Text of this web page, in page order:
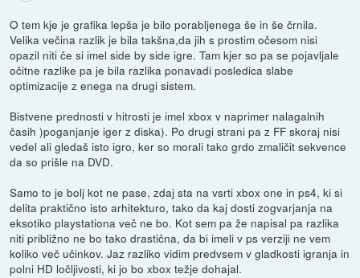
O tem kje je grafika lepša je bilo porabljenega še in še črnila.
Velika večina razlik je bila takšna,da jih s prostim očesom nisi
opazil niti če si imel side by side igre. Tam kjer so pa se pojavljale
očitne razlike pa je bila razlika ponavadi posledica slabe
optimizacije z enega na drugi sistem.
Bistvene prednosti v hitrosti je imel xbox v naprimer nalagalnih
časih )poganjanje iger z diska). Po drugi strani pa z FF skoraj nisi
vedel ali gledaš isto igro, ker so morali tako grdo zmaličit sekvence
da so prišle na DVD.
Samo to je bolj kot ne pase, zdaj sta na vsrti xbox one in ps4, ki si
delita praktično isto arhitekturo, tako da kaj dosti zogvarjanja na
eksotiko playstationa več ne bo. Kot sem pa že napisal pa razlika
niti približno ne bo tako drastična, da bi imeli v ps verziji ne vem
koliko več učinkov. Jaz razliko vidim predvsem v gladkosti igranja in
polni HD ločljivosti, ki jo bo xbox težje dohajal.